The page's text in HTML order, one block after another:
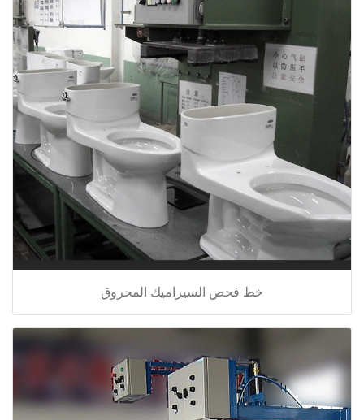
خط فحص السيراميك المحروق